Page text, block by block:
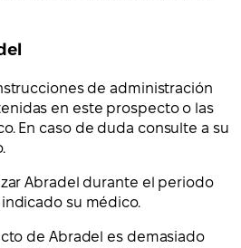
de administración
en este prospecto o las
En caso de duda consulte a su
Abradel durante el periodo
su médico.
de Abradel es demasiado